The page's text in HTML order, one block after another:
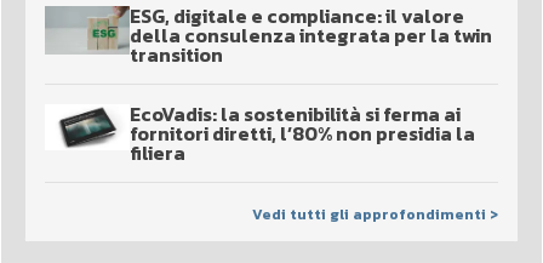
ESG, digitale e compliance: il valore
della consulenza integrata per la twin
transition
EcoVadis: la sostenibilità si ferma ai
fornitori diretti, l’80% non presidia la
filiera
Vedi tutti gli approfondimenti >